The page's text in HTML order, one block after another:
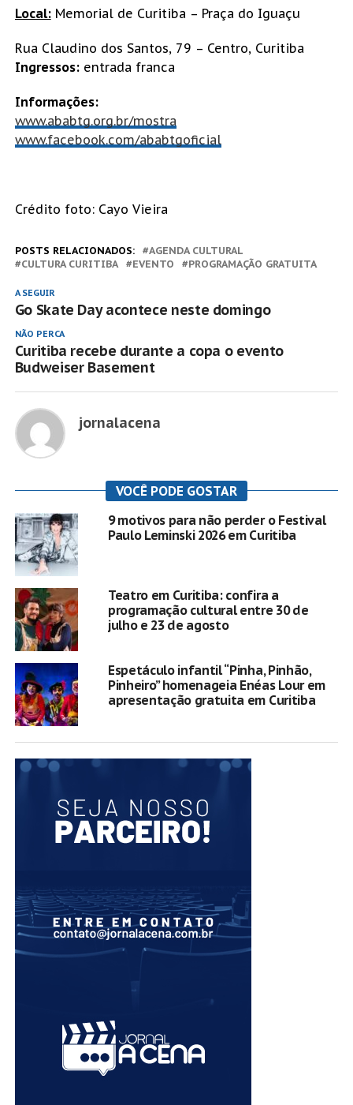
Local:Memorial de Curitiba – Praça do Iguaçu
Rua Claudino dos Santos, 79 – Centro, Curitiba
Ingressos:entrada franca
Informações:
www.ababtg.org.br/mostra
www.facebook.com/ababtgoficial
Crédito foto: Cayo Vieira
POSTS RELACIONADOS:
AGENDA CULTURAL
CULTURA CURITIBA
EVENTO PROGRAMAÇÃO GRATUITA
A SEGUIR
Go Skate Day acontece neste domingo
NÃO PERCA
Curitiba recebe durante a copa o evento
Budweiser Basement
jornalacena
VOCÊ PODE GOSTAR
9 motivos para não perder o Festival
Paulo Leminski 2026 em Curitiba
Teatro em Curitiba: confira a
programação cultural entre 30 de
julho e 23 de agosto
Espetáculo infantil “Pinha, Pinhão,
Pinheiro” homenageia Enéas Lour em
apresentação gratuita em Curitiba